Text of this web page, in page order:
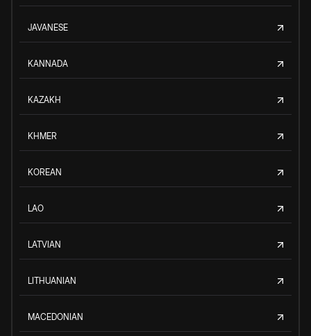
JAVANESE
KANNADA
KAZAKH
KHMER
KOREAN
LAO
LATVIAN
LITHUANIAN
MACEDONIAN